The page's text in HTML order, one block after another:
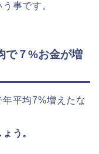
う事です。
で７%お金が増
平均7%増えたな
う。